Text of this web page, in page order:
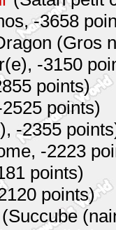
-3658
(Gros
-3150
points)
points)
-2355
-2223
points)
points)
(Succube